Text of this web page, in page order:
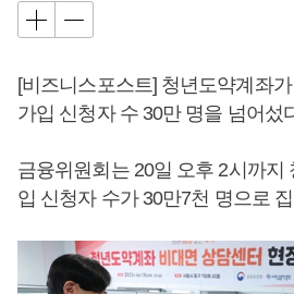
[비즈니스포스트] 청년도약계좌
가입 신청자 수 30만 명을 넘어섰
금융위원회는 20일 오후 2시까지
입 신청자 수가 30만7천 명으로